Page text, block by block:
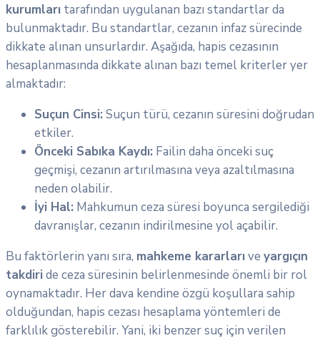
kurumları tarafından uygulanan bazı standartlar da
bulunmaktadır. Bu standartlar, cezanın infaz sürecinde
dikkate alınan unsurlardır. Aşağıda, hapis cezasının
hesaplanmasında dikkate alınan bazı temel kriterler yer
almaktadır:
Suçun Cinsi: Suçun türü, cezanın süresini doğrudan
etkiler.
Önceki Sabıka Kaydı: Failin daha önceki suç
geçmişi, cezanın artırılmasına veya azaltılmasına
neden olabilir.
İyi Hal: Mahkumun ceza süresi boyunca sergilediği
davranışlar, cezanın indirilmesine yol açabilir.
Bu faktörlerin yanı sıra, mahkeme kararları ve yargıçın
takdiri de ceza süresinin belirlenmesinde önemli bir rol
oynamaktadır. Her dava kendine özgü koşullara sahip
olduğundan, hapis cezası hesaplama yöntemleri de
farklılık gösterebilir. Yani, iki benzer suç için verilen